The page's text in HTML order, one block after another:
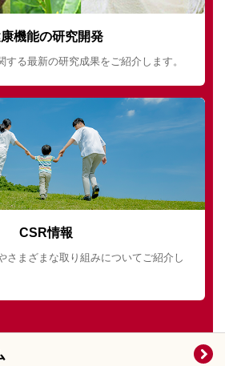
機能の研究開発
する最新の研究成果をご紹介します。
CSR情報
さまざまな取り組みについてご紹介し